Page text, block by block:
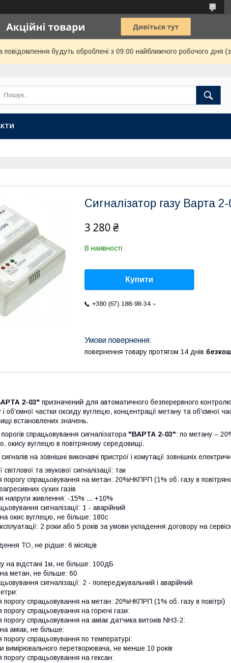
повідомлення будуть оброблені з 09:00 найближчого робочого дня
Сигналізатор газу Варта
3 280 ₴
В наявності
Купити
+380 (67) 188-98-34
повернення товару протягом 14 днів
2-03" призначений для автоматичного безперервного
об'ємної частки оксиду вуглецю, концентрації метану та об'ємної
встановлених значень.
спрацьовування сигналізатора "ВАРТА 2-03": по метану –
окису вуглецю в повітряному середовищі.
на зовнішні виконавчі пристрої і комутації зовнішніх
та звукової сигналізації: так
порогу спрацьовування на метан: 20%НКПРП (1% об. газу в
сухих газів
напруги живлення: -15% ... +10%
сигналізації: 1 - аварійний
окис вуглецю, не більше: 180с
2 роки або 5 років за умови укладення договору на
ТО, не рідше: 6 місяців
на відстані 1м, не більше: 100дБ
метан, не більше: 60
сигналізації: 2 - попереджувальний і аварійний
порогу спрацьовування на метан: 20%НКПРП (1% об. газу в повітрі)
спрацьовування на горючі гази:
спрацьовування на аміак датчика витоків NН3-2:
аміак, не більше:
спрацьовування по температурі:
вимірювального перетворювача, не менше 10 років
спрацьовування на гексан: